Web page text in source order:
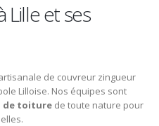
et ses
de couvreur zingueur
Lilloise. Nos équipes sont
de toiture de toute nature pour